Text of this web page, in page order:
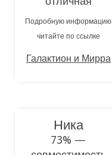
Подробную информацию
читайте по ссылке
Галактион и Мирра
Ника
73% —